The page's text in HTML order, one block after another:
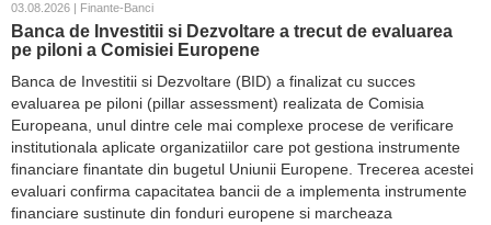
03.08.2026 | Finante-Banci
Banca de Investitii si Dezvoltare a trecut de evaluarea
pe piloni a Comisiei Europene
Banca de Investitii si Dezvoltare (BID) a finalizat cu succes
evaluarea pe piloni (pillar assessment) realizata de Comisia
Europeana, unul dintre cele mai complexe procese de verificare
institutionala aplicate organizatiilor care pot gestiona instrumente
financiare finantate din bugetul Uniunii Europene. Trecerea acestei
evaluari confirma capacitatea bancii de a implementa instrumente
financiare sustinute din fonduri europene si marcheaza